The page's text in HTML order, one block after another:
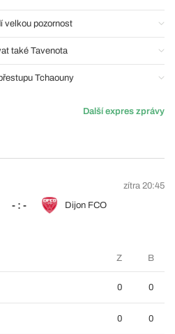
velkou pozornost
také Tavenota
Tchaouny
Další expres zprávy
zítra 20:45
- : - Dijon FCO
Z B
0 0
0 0